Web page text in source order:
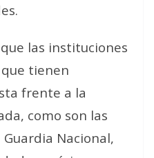
las instituciones
tienen
frente a la
como son las
Guardia Nacional,